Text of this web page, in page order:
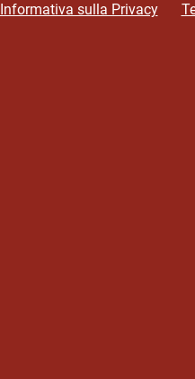
Informativa sulla Privacy